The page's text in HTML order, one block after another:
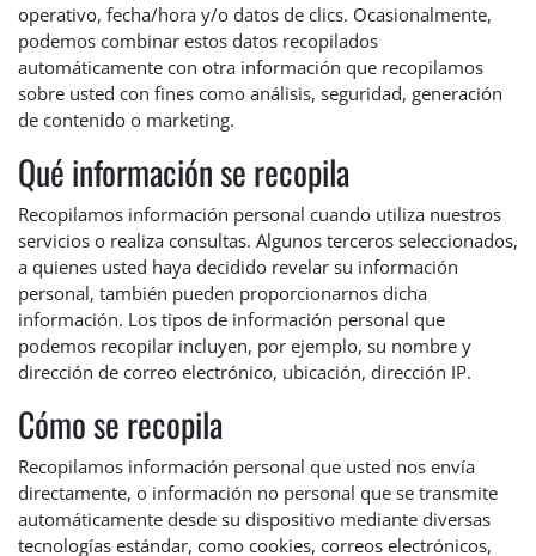
operativo, fecha/hora y/o datos de clics. Ocasionalmente,
podemos combinar estos datos recopilados
automáticamente con otra información que recopilamos
sobre usted con fines como análisis, seguridad, generación
de contenido o marketing.
Qué información se recopila
Recopilamos información personal cuando utiliza nuestros
servicios o realiza consultas. Algunos terceros seleccionados,
a quienes usted haya decidido revelar su información
personal, también pueden proporcionarnos dicha
información. Los tipos de información personal que
podemos recopilar incluyen, por ejemplo, su nombre y
dirección de correo electrónico, ubicación, dirección IP.
Cómo se recopila
Recopilamos información personal que usted nos envía
directamente, o información no personal que se transmite
automáticamente desde su dispositivo mediante diversas
tecnologías estándar, como cookies, correos electrónicos,